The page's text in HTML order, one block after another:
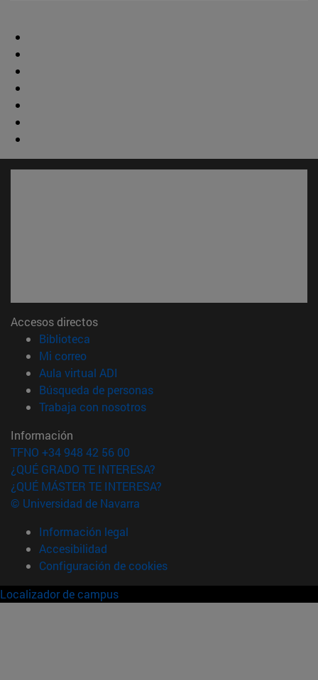
Accesos directos
Biblioteca
Mi correo(abre en nueva ventana)
Aula virtual ADI
Búsqueda de personas(abre en nueva ventana)
Trabaja con nosotros(abre en nueva ventana)
Información
TFNO +34 948 42 56 00
¿QUÉ GRADO TE INTERESA?
¿QUÉ MÁSTER TE INTERESA?
© Universidad de Navarra
Información legal
Accesibilidad
Configuración de cookies
Localizador de campus